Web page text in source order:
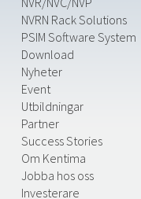
NVRN Rack Solutions
PSIM Software System
Download
Nyheter
Event
Utbildningar
Partner
Success Stories
Om Kentima
Jobba hos oss
Investerare